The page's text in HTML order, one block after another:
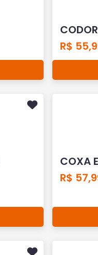
R$
COXA
R$